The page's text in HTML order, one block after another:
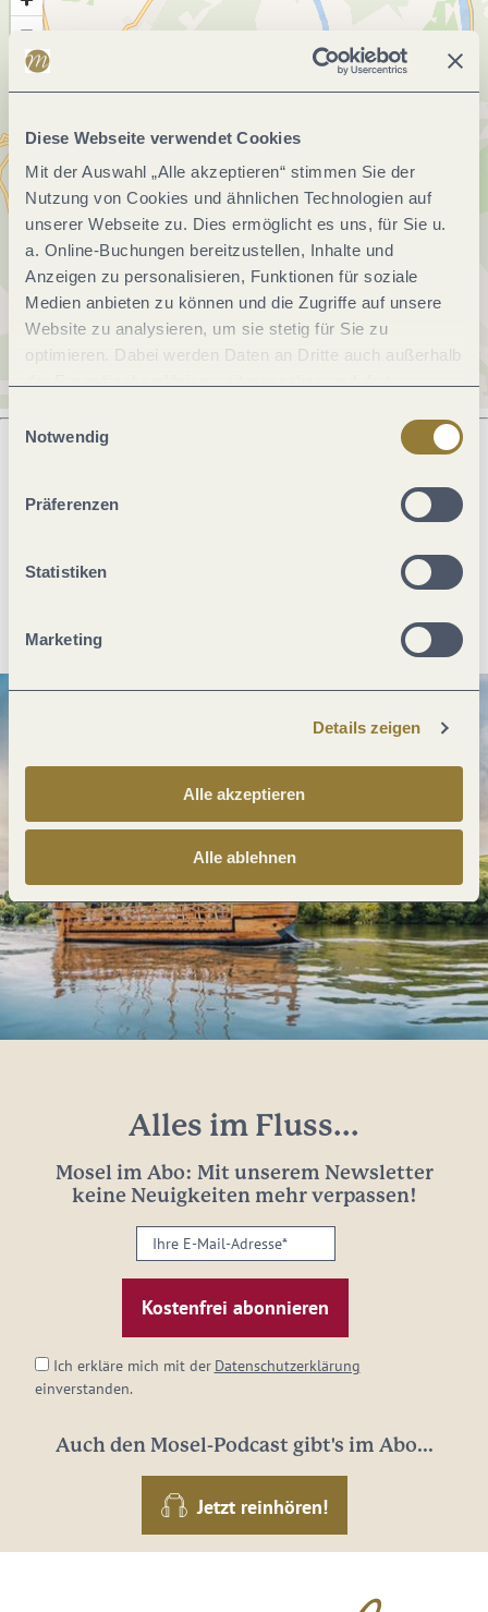
Diese Webseite verwendet Cookies
Mit der Auswahl „Alle akzeptieren“ stimmen Sie der
Nutzung von Cookies und ähnlichen Technologien auf
unserer Webseite zu. Dies ermöglicht es uns, für Sie u.
a. Online-Buchungen bereitzustellen, Inhalte und
Anzeigen zu personalisieren, Funktionen für soziale
Medien anbieten zu können und die Zugriffe auf unsere
Website zu analysieren, um sie stetig für Sie zu
optimieren. Dabei werden Daten an Dritte auch außerhalb
jederzeit widerrufen werden. Mit der Auswahl "Alle
ablehnen" kann es zu Beeinträchtigungen in der Nutzung
Einwilligungsauswahl
Notwendig
Präferenzen
Statistiken
Marketing
Details zeigen
Alle akzeptieren
Alle ablehnen
Alles im Fluss...
Mosel im Abo: Mit unserem Newsletter
keine Neuigkeiten mehr verpassen!
Ihre
E-
Mail-
Adresse:
Ich erkläre mich mit der Datenschutzerklärung
einverstanden.
Auch den Mosel-Podcast gibt's im Abo...
Jetzt reinhören!